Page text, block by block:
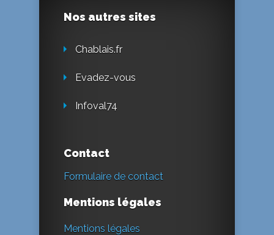
Nos autres sites
Chablais.fr
Evadez-vous
Infoval74
Contact
Formulaire de contact
Mentions légales
Mentions légales